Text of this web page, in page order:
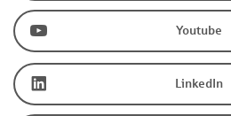
Youtube
LinkedIn